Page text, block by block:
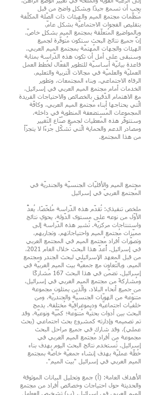
يجب أن تسمع جيدًا وبشكلٍ واضح من قبل
مُنظّمات مجتمع الميم والهيئات ذات الصّلة المكلّفة
بتقليص الفجوات الاجتماعيّة بشكل عامّ،
وبالمواضيع المُتعلّقة بمجتمع الميم بشكلٍ خاصّ.
إنَّ جميع نتائج البحث ستكون مُتوفّرة لجميع
الهيئات والجهات المُهتمّة بمجتمع الميم العربي.
وسنبقى على أمل أن تكون هذه الدّراسة بمثابة
قاعدة بيانيّة أساسيّة للتطوير الفعّال لخُطط العمل
العمليّة والعلميّة في مجالات الّتربية والتعليم،
الرفاه الاجتماعي، وبناء المجتمعات، وتطوير
الخدمات أمام مجتمع الميم العربي في إسرائيل،
مع الاهتمام الدّقيق بالخصائص والاحتياجات الفريدة
الّتي يحتاجها أبناء مُجتمع الميم العربي، وكافّة
المجموعات المُستضعفة المنطوية في داخله،
وستتوفّر هذه المُعطيات لجميع صُنّاع التّغيير
ومصادر الدعم والحماية الّتي تُشكّل جُزءًا لا يتجزّأ
من هذا المجتمع.
مجتمع الميم والأقليّات الجنسيّة والجندريّة في
المُجتمع العربيّ في إسرائيل
ملخص تنفيذي: تُقدّم هذه الدّراسة مُلخّصًا، يُعدُّ
الأوّل من نوعه على مستوى الدّولة، يحوي نتائج
واستنتاجات مركزيّة. تُشير هذه الدّراسة إلى
مميّزات مُجتمع الميم واحتياجاتهم، وتجاربهم،
وتصوّرات أفراد مُجتمع الميم في المجتمع العربي
في إسرائيل. أُعدّ هذا البحث خلال العام 2021،
من قبل المعهد الإسرائيلي لبحث الجندر ومجتمع
الميم، وبالتّعاون مع جمعيّة بيت الميم العربيّة في
إسرائيل. تضمّن في هذا البحث 167 مُشاركًا
ومُشاركةً من مجتمع الميم العربي في إسرائيل،
من جميع أنحاء البلاد، والّذين يمثلون مجموعة
متنوّعة من الهويّات الجنسيّة والجندريّة، ومن
خلفيّات اجتماعيّة وديموغرافيّة مُختلفة. يدمج
البحث بين أدوات بحثيّة مُتنوّعة؛ كمّيّة ونوعيّة، وقد
تم تصميمه وإدارته كمشروع بحث اجتماعي (بحث
عملي)، وقد شارك في جميع مراحل البحث
مجموعة من أفراد مُجتمع الميم العربي في
إسرائيل. تُستخدم نتائج البحث اليوم بهدف بناء
خُطّة عمليّة بهدف إنشاء جمعيّة خاصّة بمجتمع
الميم العربي في إسرائيل "بيت الميم".
الأهداف العامة: (أ) جمع وتحليل البيانات الموثوقة
والحديثة حول احتياجات وخصائص أفراد من مجتمع